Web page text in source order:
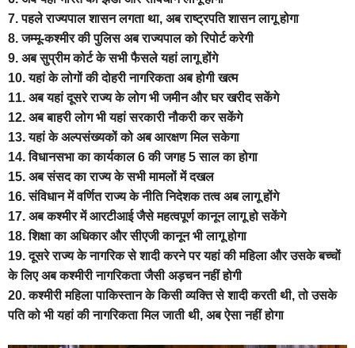
7. पहले राज्यपाल शासन लगता था, अब राष्ट्रपति शासन लागू होगा
8. जम्मू-कश्मीर की पुलिस अब राज्यपाल को रिपोर्ट करेगी
9. अब सुप्रीम कोर्ट के सभी फैसले यहां लागू होंगे
10. यहां के लोगों की दोहरी नागरिकता अब होगी खत्म
11. अब यहां दूसरे राज्य के लोग भी जमीन और घर खरीद सकेंगे
12. अब बाहरी लोग भी यहां सरकारी नौकरी कर सकेंगे
13. यहां के अल्पसंख्यकों को अब आरक्षण मिल सकेगा
14. विधानसभा का कार्यकाल 6 की जगह 5 साल का होगा
15. अब संसद का राज्य के सभी मामलों में दखल
16. संविधान में वर्णित राज्य के नीति निदेशक तत्व अब लागू होंगे
17. अब कश्मीर में आरटीआई जैसे महत्वपूर्ण कानून लागू हो सकेंगे
18. शिक्षा का अधिकार और सीएजी कानून भी लागू होगा
19. दूसरे राज्य के नागरिक से शादी करने पर यहां की महिला और उसके बच्चों
के लिए अब कश्मीरी नागरिकता जैसी अड़चन नहीं होगी
20. कश्मीरी महिला पाकिस्तान के किसी व्यक्ति से शादी करती थी, तो उसके
पति को भी यहां की नागरिकता मिल जाती थी, अब ऐसा नहीं होगा